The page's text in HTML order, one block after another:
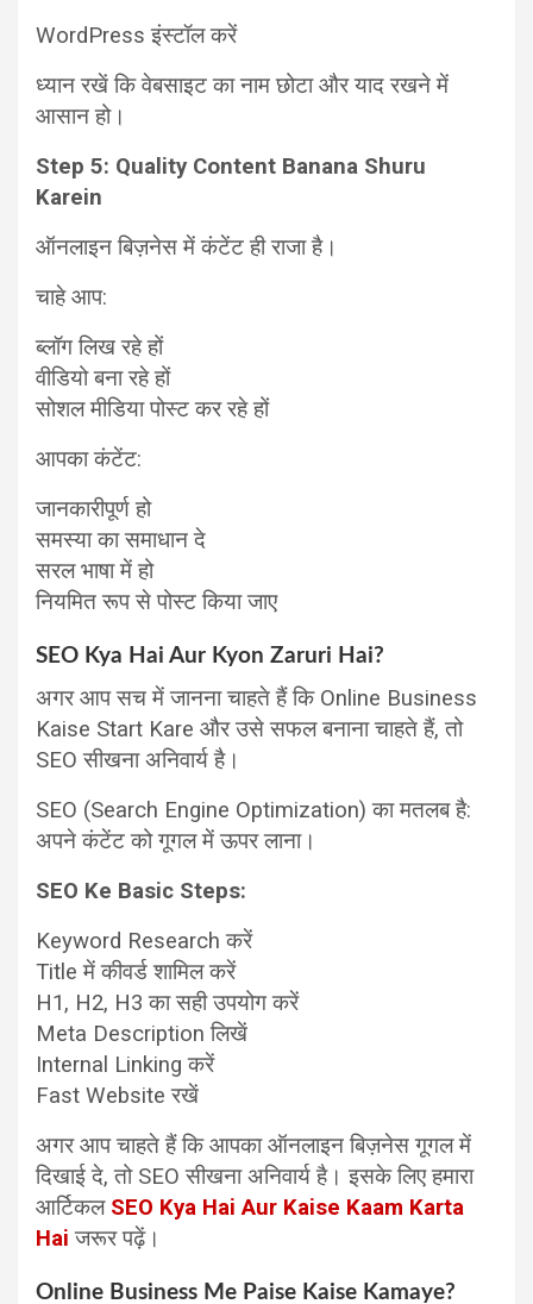
WordPress इंस्टॉल करें
ध्यान रखें कि वेबसाइट का नाम छोटा और याद रखने में
आसान हो।
Step 5: Quality Content Banana Shuru
Karein
ऑनलाइन बिज़नेस में कंटेंट ही राजा है।
चाहे आप:
ब्लॉग लिख रहे हों
वीडियो बना रहे हों
सोशल मीडिया पोस्ट कर रहे हों
आपका कंटेंट:
जानकारीपूर्ण हो
समस्या का समाधान दे
सरल भाषा में हो
नियमित रूप से पोस्ट किया जाए
SEO Kya Hai Aur Kyon Zaruri Hai?
अगर आप सच में जानना चाहते हैं कि Online Business
Kaise Start Kare और उसे सफल बनाना चाहते हैं, तो
SEO सीखना अनिवार्य है।
SEO (Search Engine Optimization) का मतलब है:
अपने कंटेंट को गूगल में ऊपर लाना।
SEO Ke Basic Steps:
Keyword Research करें
Title में कीवर्ड शामिल करें
H1, H2, H3 का सही उपयोग करें
Meta Description लिखें
Internal Linking करें
Fast Website रखें
अगर आप चाहते हैं कि आपका ऑनलाइन बिज़नेस गूगल में
दिखाई दे, तो SEO सीखना अनिवार्य है। इसके लिए हमारा
आर्टिकल SEO Kya Hai Aur Kaise Kaam Karta
Hai जरूर पढ़ें।
Online Business Me Paise Kaise Kamaye?